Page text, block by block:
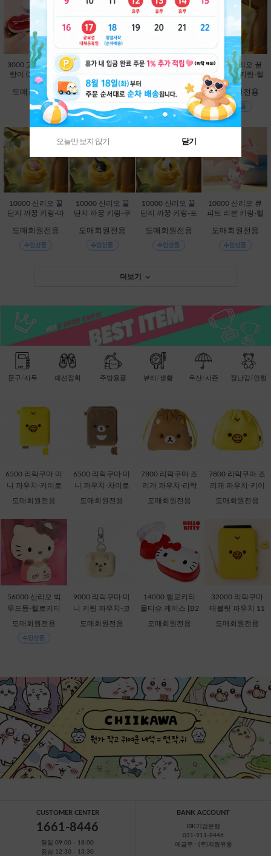
3000 고양이빵 말
랑이 (3000X12E
A) [B1-946261]
도매회원전용
5000 젤리 베어 슬
랑이 (5000X12E
A) [B1-461655]
도매회원전용
25000 산리오 별
빛 LED 차량용 방
향제-시나모롤 [C
1-113430]
도매회원전용
10000 산리오 꿀
단지 까꿍 키링-헬
로키티 [C2-32801
3]
도매회원전용
10000 산리오 꿀
단지 까꿍 키링-마
037]
도매회원전용
10000 산리오 꿀
단지 까꿍 키링-쿠
도매회원전용
10000 산리오 꿀
단지 까꿍 키링-포
도매회원전용
10000 산리오 큐
피트 리본 키링-헬
1]
도매회원전용
더보기
문구/사무 패션잡화 주방용품 뷰티/생활 우산/시즌 장난감/인형
6500 리락쿠마 미
니 파우치-키이로
이토리 [C2-06871
도매회원전용
6500 리락쿠마 미
니 파우치-차이로
이코구마 [C2-068
도매회원전용
7800 리락쿠마 조
리개 파우치-리락
쿠마 [C2-068735]
도매회원전용
7800 리락쿠마 조
리개 파우치-키이
로이토리 [C2-068
도매회원전용
56000 산리오 빅
무드등-헬로키티
[C1-315167]
도매회원전용
9000 리락쿠마 미
니 키링 파우치-코
리락쿠마 [C2-069
도매회원전용
14000 헬로키티
물티슈 케이스 [B2
-378816]
도매회원전용
32000 리락쿠마
태블릿 파우치 11
인치-키이로이토
도매회원전용
CUSTOMER CENTER
1661-8446
평일 09:00 - 18:00
점심 12:30 - 13:30
BANK ACCOUNT
IBK기업은행
031-911-8446
예금주 : (주)지원유통
오늘만 보지 않기 닫기